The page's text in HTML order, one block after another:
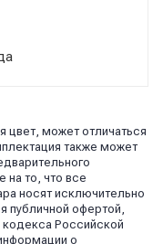
цвет, может отличаться
также может
то, что все
носят исключительно
публичной офертой,
кодекса Российской
о